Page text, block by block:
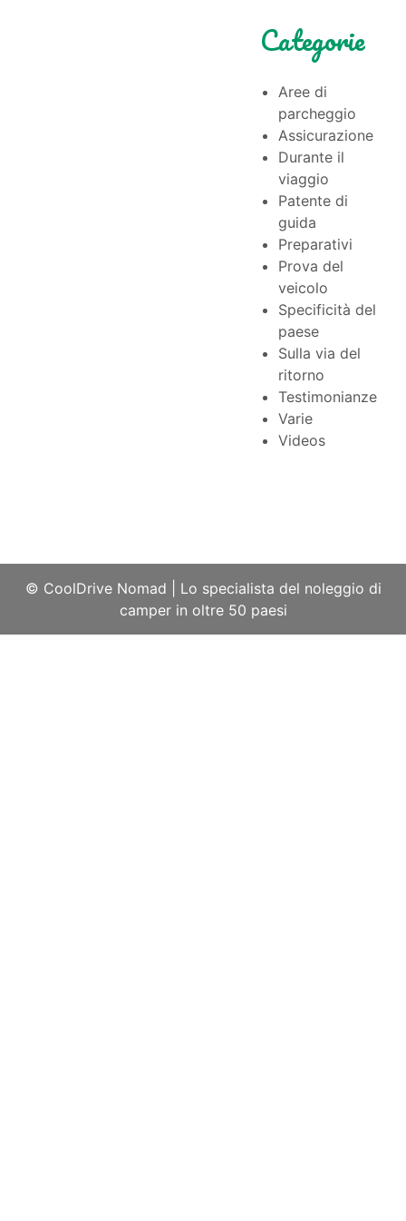
Categorie
Aree di
parcheggio
Assicurazione
Durante il
viaggio
Patente di
guida
Preparativi
Prova del
veicolo
Specificità del
paese
Sulla via del
ritorno
Testimonianze
Varie
Videos
© CoolDrive Nomad
Lo specialista del noleggio di
camper in oltre 50 paesi